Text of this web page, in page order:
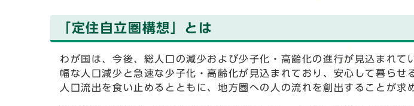
「定住自立圏構想」とは
わが国は、今後、総人口の減少および少子化・高齢化の進行が見込まれて
幅な人口減少と急速な少子化・高齢化が見込まれており、安心して暮らせ
人口流出を食い止めるとともに、地方圏への人の流れを創出することが求